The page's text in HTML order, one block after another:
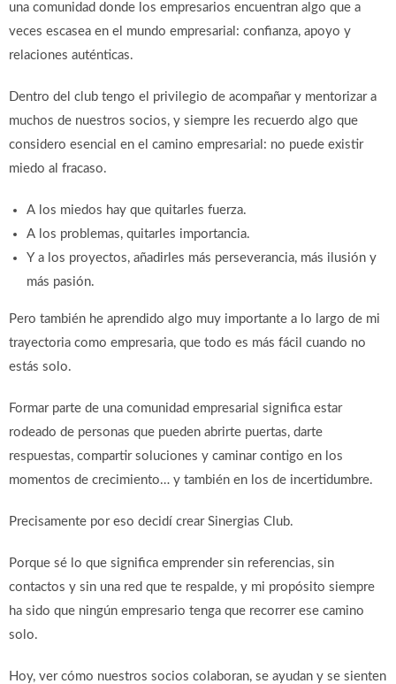
una comunidad donde los empresarios encuentran algo que a
veces escasea en el mundo empresarial: confianza, apoyo y
relaciones auténticas.
Dentro del club tengo el privilegio de acompañar y mentorizar a
muchos de nuestros socios, y siempre les recuerdo algo que
considero esencial en el camino empresarial: no puede existir
miedo al fracaso.
A los miedos hay que quitarles fuerza.
A los problemas, quitarles importancia.
Y a los proyectos, añadirles más perseverancia, más ilusión y
más pasión.
Pero también he aprendido algo muy importante a lo largo de mi
trayectoria como empresaria, que todo es más fácil cuando no
estás solo.
Formar parte de una comunidad empresarial significa estar
rodeado de personas que pueden abrirte puertas, darte
respuestas, compartir soluciones y caminar contigo en los
momentos de crecimiento… y también en los de incertidumbre.
Precisamente por eso decidí crear Sinergias Club.
Porque sé lo que significa emprender sin referencias, sin
contactos y sin una red que te respalde, y mi propósito siempre
ha sido que ningún empresario tenga que recorrer ese camino
solo.
Hoy, ver cómo nuestros socios colaboran, se ayudan y se sienten